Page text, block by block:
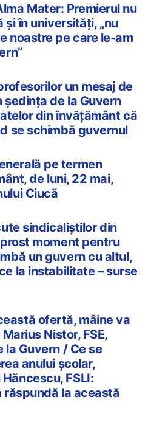
Mater: Premierul nu
în universități, „nu
noastre pe care le-am
un mesaj de
de la Guvern
din învățământ că
se schimbă guvernul
pe termen
de luni, 22 mai,
Ciucă
sindicaliștilor din
moment pentru
un guvern cu altul,
la instabilitate – surse
ofertă, mâine va
Nistor, FSE,
Guvern / Ce se
anului școlar,
FSLI:
răspundă la această